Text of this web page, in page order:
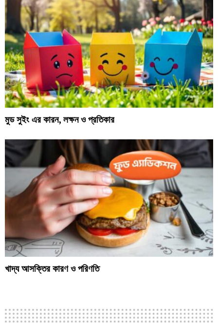
মুড সুইং এর কারন, লক্ষন ও প্রতিকার
খাদ্য আসক্তির কারণ ও পরিণতি